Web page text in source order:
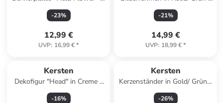
Rot/ Beige - (L)35 x (B)8 cm
-23%
12,99 €
UVP: 16,99 €*
(L)18 x (B)13 cm
-21%
14,99 €
UVP: 18,99 €*
Kersten
Dekofigur "Head" in Creme -
(B)19 x (H)23 x (T)16 cm
-16%
Kersten
Kerzenständer in Gold/ Grün -
(B)11 x (H)35 x (T)10 cm
-26%